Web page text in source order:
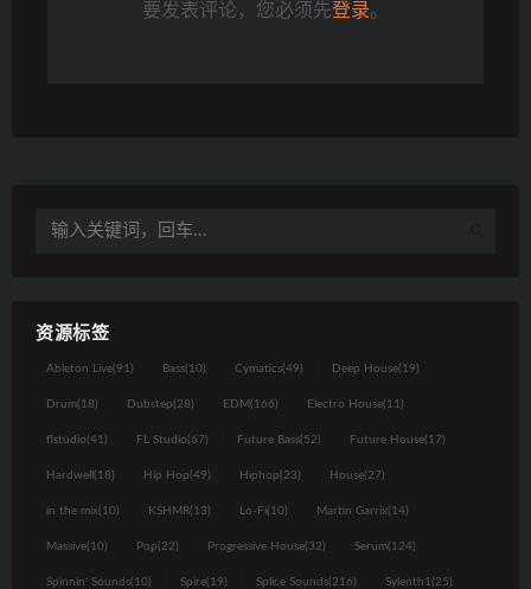
要发表评论，您必须先登录。
资源标签
Ableton Live(91) Bass(10) Cymatics(49) Deep House(19)
Drum(18) Dubstep(28) EDM(166) Electro House(11)
flstudio(41) FL Studio(67) Future Bass(52) Future House(17)
Hardwell (18) Hip Hop(49) Hiphop(23) House(27)
in the mix(10) KSHMR(13) Lo-Fi(10) Martin Garrix(14)
Massive(10) Pop(22) Progressive House(32) Serum(124)
Spinnin' Sounds(10) Spire(19) Splice Sounds(216) Sylenth1 (25)